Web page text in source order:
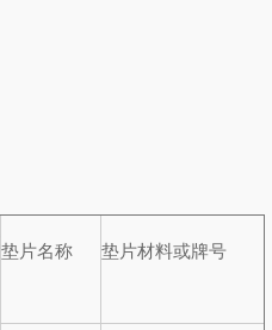
垫片名称 垫片材料或牌号